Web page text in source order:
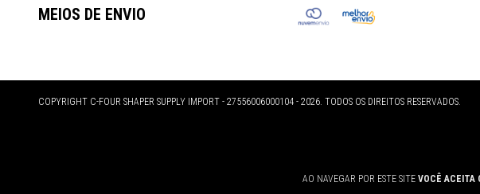
AO NAVEGAR POR ESTE SITE VOCÊ ACEITA
MEIOS DE ENVIO
COPYRIGHT C-FOUR SHAPER SUPPLY IMPORT - 27556006000104 - 2026. TODOS OS DIREITOS RESERVADOS.